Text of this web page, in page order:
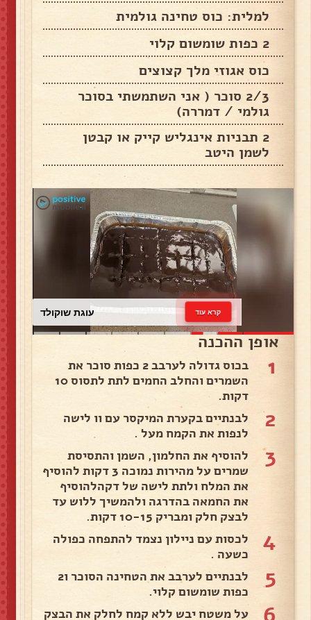
למלית: כוס טחינה גולמית
2 כפות שומשום קלוי
כוס אגוזי מלך קצוצים
2/3 סוכר ( אני השתמשתי בסוכר
גולמי / דמררה)
2 תבניות אינגליש קייק או קבטן
לשמן היטב
עוגת שוקולד קרא עוד
אופן ההכנה
1
בכוס גדולה לערבב 2 כפות סוכר את
השמרים והחלב החמים לתת לתסוס 10
דקות.
2
לבנתיים בקערת המיקסר עם וו לישה
לנפות את הקמח מעל .
3
להוסיף את החלמון, השמן והתסיסת
שמרים על מהירות נמוכה 3 דקות להוסיף
את המלח ולתת לישה של דקהלהוסיף
את החמאה בהדרגה ולהמשיך ללוש עד
לבצק חלק ומבריק 10-15 דקות.
4
לכסות עם ניילון נצמד להתפחה כפולה
כשעה .
5
לבנתיים לערבב את הטחינה הסוכר ו2
כפות שומשום קלוי.
על משטח יבש ללא קמח לחלק את הבצק